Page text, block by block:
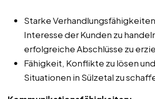
Starke
Interesse der Kunden zu
erfolgreiche Abschlüsse zu
Fähigkeit, Konflikte zu lösen
Situationen in Sülzetal zu